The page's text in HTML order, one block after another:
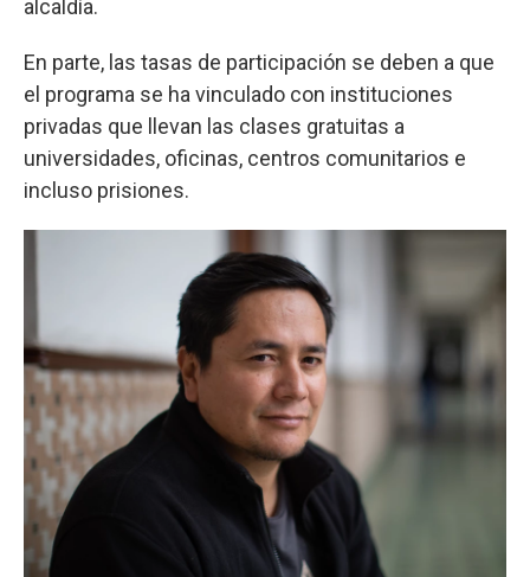
alcaldía.
En parte, las tasas de participación se deben a que
el programa se ha vinculado con instituciones
privadas que llevan las clases gratuitas a
universidades, oficinas, centros comunitarios e
incluso prisiones.